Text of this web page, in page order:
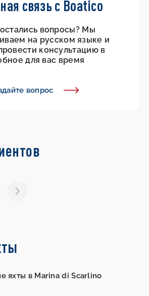
связь с Boatico
вопросы? Мы
на русском языке и
консультацию в
для вас время
вопрос
яхты в Marina di Scarlino